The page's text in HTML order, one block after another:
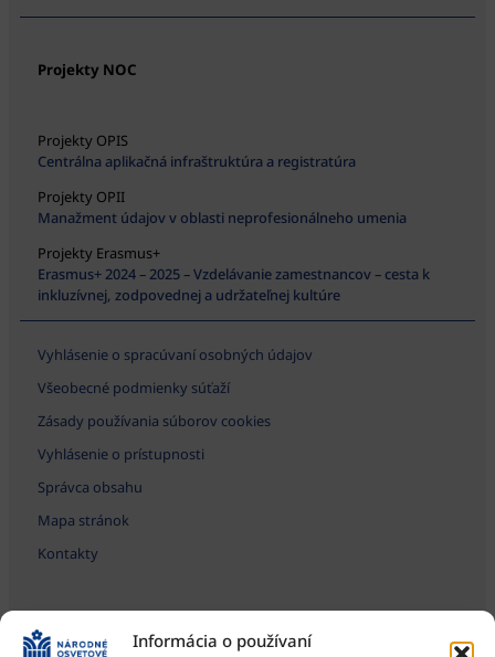
Informácia o používaní
Projekty NOC
Projekty OPIS
Centrálna aplikačná infraštruktúra a registratúra
Projekty OPII
Manažment údajov v oblasti neprofesionálneho umenia
Projekty Erasmus+
Erasmus+ 2024 – 2025 – Vzdelávanie zamestnancov – cesta k
inkluzívnej, zodpovednej a udržateľnej kultúre
Vyhlásenie o spracúvaní osobných údajov
Všeobecné podmienky súťaží
Zásady používania súborov cookies
Vyhlásenie o prístupnosti
Správca obsahu
Mapa stránok
Kontakty